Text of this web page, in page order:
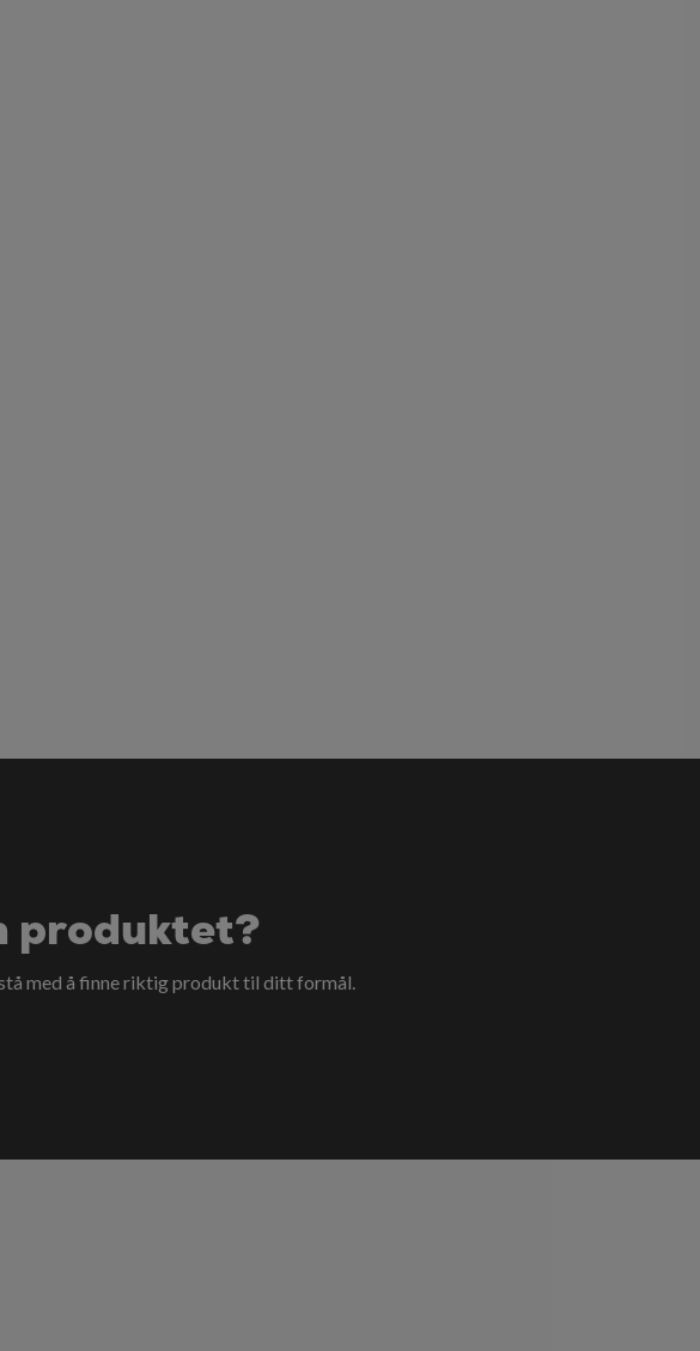
produktet?
med å finne riktig produkt til ditt formål.